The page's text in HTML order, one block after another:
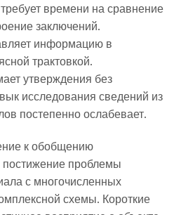
времени на сравнение
заключений.
информацию в
трактовкой.
утверждения без
исследования сведений из
постепенно ослабевает.
к обобщению
проблемы
с многочисленных
схемы. Короткие